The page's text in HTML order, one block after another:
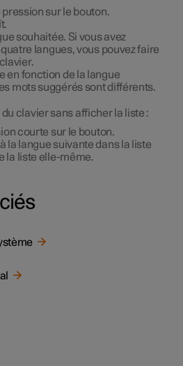
sur le bouton.
souhaitée. Si vous avez
langues, vous pouvez faire
en fonction de la langue
mots suggérés sont différents.
clavier sans afficher la liste :
courte sur le bouton.
la langue suivante dans la liste
la liste elle-même.